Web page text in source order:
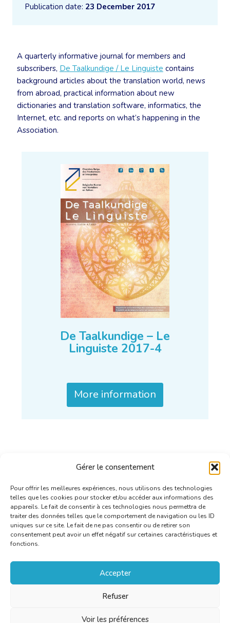
Gérer le consentement
Pour offrir les meilleures expériences, nous utilisons des technologies
telles que les cookies pour stocker et/ou accéder aux informations des
appareils. Le fait de consentir à ces technologies nous permettra de
traiter des données telles que le comportement de navigation ou les ID
uniques sur ce site. Le fait de ne pas consentir ou de retirer son
consentement peut avoir un effet négatif sur certaines caractéristiques et
fonctions.
Accepter
Refuser
Voir les préférences
Publication date: 23 December 2017
A quarterly informative journal for members and
subscribers, De Taalkundige / Le Linguiste contains
background articles about the translation world, news
from abroad, practical information about new
dictionaries and translation software, informatics, the
Internet, etc. and reports on what’s happening in the
Association.
De Taalkundige – Le
Linguiste 2017-4
More information